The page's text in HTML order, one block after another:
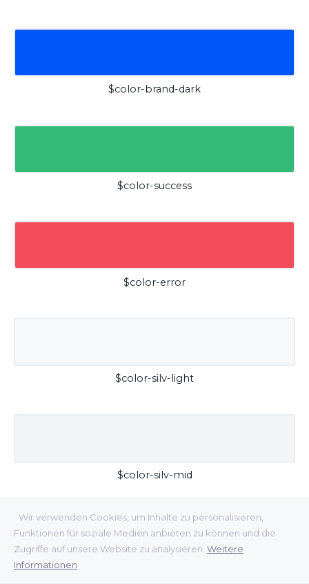
Wir verwenden Cookies, um Inhalte zu personalisieren,
Funktionen für soziale Medien anbieten zu können und die
Zugriffe auf unsere Website zu analysieren. Weitere
Informationen
$color-brand-dark
$color-success
$color-error
$color-silv-light
$color-silv-mid